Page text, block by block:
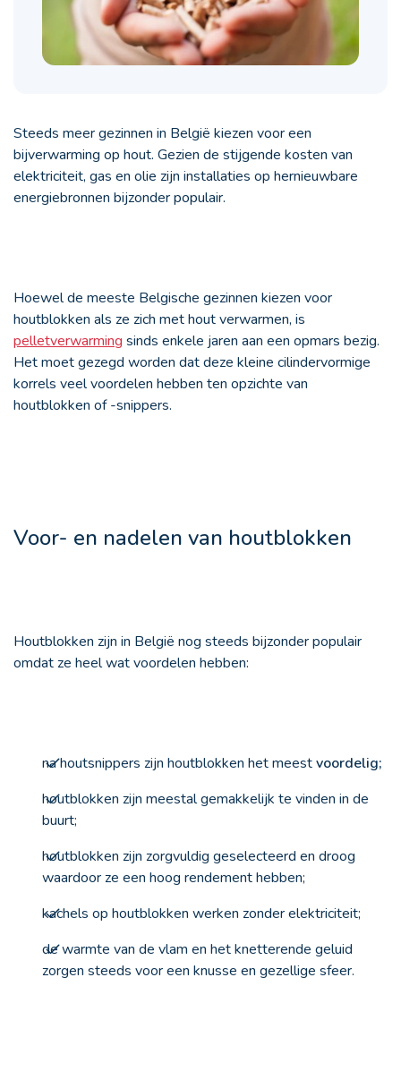
Steeds meer gezinnen in België kiezen voor een
bijverwarming op hout. Gezien de stijgende kosten van
elektriciteit, gas en olie zijn installaties op hernieuwbare
energiebronnen bijzonder populair.
Hoewel de meeste Belgische gezinnen kiezen voor
houtblokken als ze zich met hout verwarmen, is
pelletverwarming sinds enkele jaren aan een opmars bezig.
Het moet gezegd worden dat deze kleine cilindervormige
korrels veel voordelen hebben ten opzichte van
houtblokken of -snippers.
Voor- en nadelen van houtblokken
Houtblokken zijn in België nog steeds bijzonder populair
omdat ze heel wat voordelen hebben:
na houtsnippers zijn houtblokken het meestvoordelig;
houtblokken zijn meestal gemakkelijk te vinden in de
buurt;
houtblokken zijn zorgvuldig geselecteerd en droog
waardoor ze een hoog rendement hebben;
kachels op houtblokken werken zonder elektriciteit;
de warmte van de vlam en het knetterende geluid
zorgen steeds voor een knusse en gezellige sfeer.